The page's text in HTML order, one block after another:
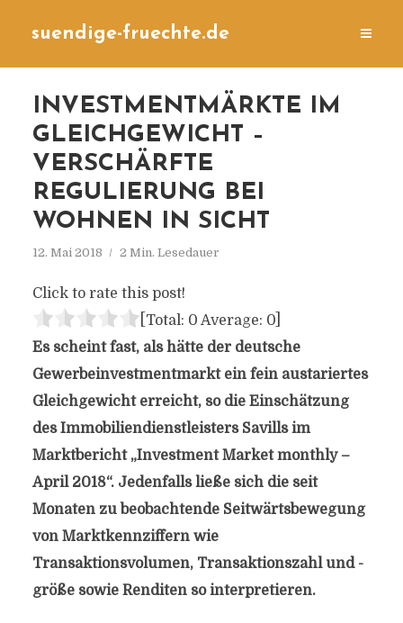
suendige-fruechte.de
INVESTMENTMÄRKTE IM
GLEICHGEWICHT –
VERSCHÄRFTE
REGULIERUNG BEI
WOHNEN IN SICHT
12. Mai 2018 2 Min. Lesedauer
Click to rate this post!
[Total: 0 Average: 0]
Es scheint fast, als hätte der deutsche
Gewerbeinvestmentmarkt ein fein austariertes
Gleichgewicht erreicht, so die Einschätzung
des Immobiliendienstleisters Savills im
Marktbericht „Investment Market monthly –
April 2018“. Jedenfalls ließe sich die seit
Monaten zu beobachtende Seitwärtsbewegung
von Marktkennziffern wie
Transaktionsvolumen, Transaktionszahl und -
größe sowie Renditen so interpretieren.